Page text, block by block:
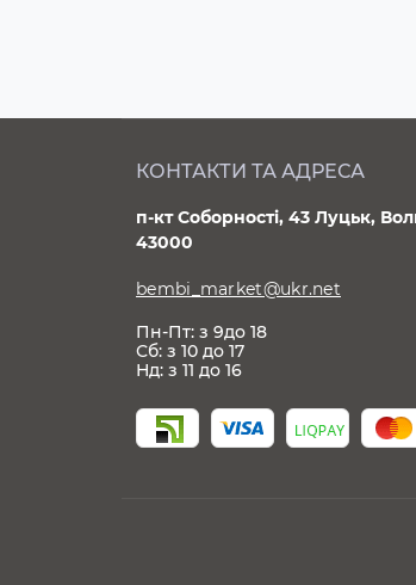
КОНТАКТИ ТА АДРЕСА
п-кт Соборності, 43 Луцьк,
43000
bembi_market@ukr.net
Пн-Пт: з 9до 18
Сб: з 10 до 17
Нд: з 11 до 16